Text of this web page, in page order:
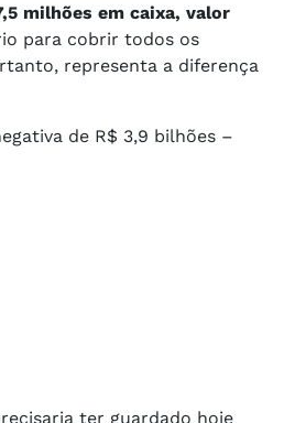
milhões em caixa, valor
para cobrir todos os
representa a diferença
de R$ 3,9 bilhões –
ter guardado hoje